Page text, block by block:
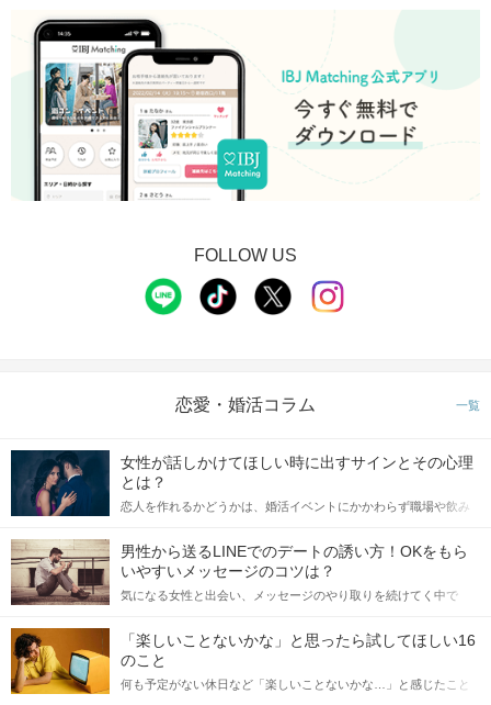
個室で1対1だから周りも気にならない♪
あとで何度でも見返せるから忘れる心配もなし♪
中間投票のアピールタイム
「もう一度お話したいです」と
相手から好印象の気持ちが伝わる♪
マッチングする確率もUP！
STEP4 マッチング投票＆連絡先送信タイム
FOLLOW US
恋愛・婚活コラム 一覧
女性が話しかけてほしい時に出すサインとその心理
とは？
恋人を作れるかどうかは、婚活イベントにかかわらず職場や飲み
てアプローチできるかにも左右されます。 これから恋人作りを本
格的に始めようとしている方は、女性が異性を求めて出すサイン
をしっかりと理解し、正しい行動に移せるかどうかが重要。 この
記事では、女性が話しかけて欲しい時に出すサインとその心理を
合にどのような行動に繋げるべきかをご紹介していきます。
男性から送るLINEでのデートの誘い方！OKをもら
いやすいメッセージのコツは？
気になる女性と出会い、メッセージのやり取りを続けてく中で
しかし、中には「どう誘ったらいいの？」とお困りの男性もいら
っしゃるのではないでしょうか。 そこで今回は、男性から女性へ
送るLINEでのデートの誘い方のコツをご紹介します。例文も混じ
えながら解説するので、ぜひ参考にしてください。
「楽しいことないかな」と思ったら試してほしい16
のこと
何も予定がない休日など「楽しいことないかな…」と感じたこと